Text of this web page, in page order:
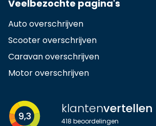
Veelbezochte pagina's
Auto overschrijven
Scooter overschrijven
Caravan overschrijven
Motor overschrijven
9,3 klantenvertellen
418 beoordelingen